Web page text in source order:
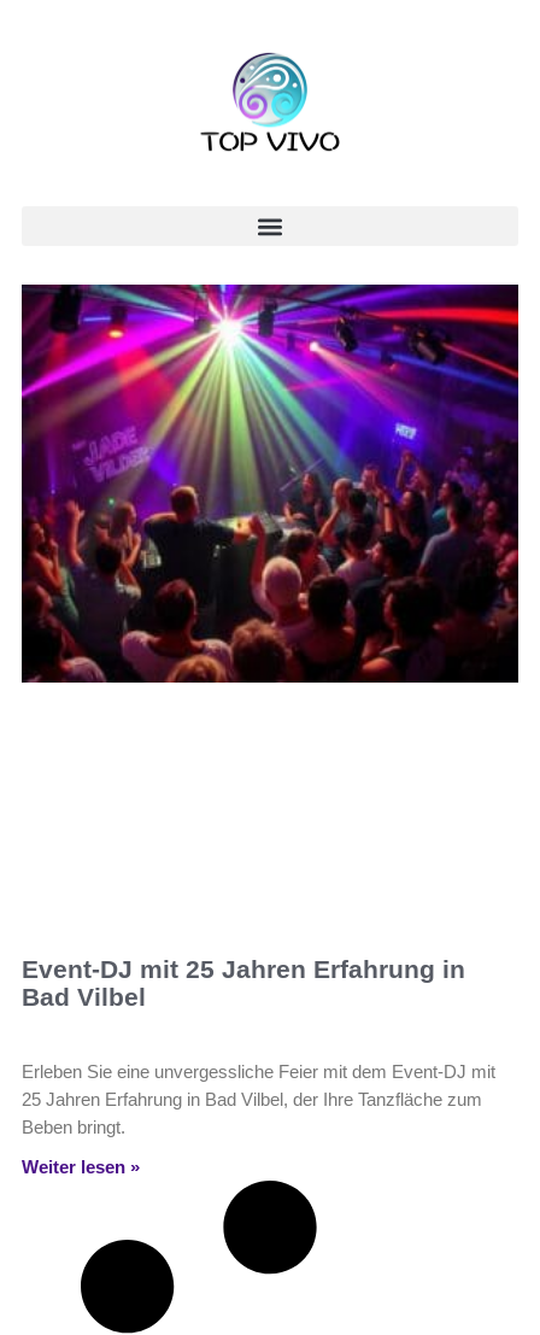
Event-DJ mit 25 Jahren Erfahrung in
Bad Vilbel
Erleben Sie eine unvergessliche Feier mit dem Event-DJ mit
25 Jahren Erfahrung in Bad Vilbel, der Ihre Tanzfläche zum
Beben bringt.
Weiter lesen »